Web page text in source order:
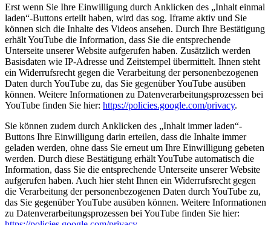
Erst wenn Sie Ihre Einwilligung durch Anklicken des „Inhalt einmal
laden“-Buttons erteilt haben, wird das sog. Iframe aktiv und Sie
können sich die Inhalte des Videos ansehen. Durch Ihre Bestätigung
erhält YouTube die Information, dass Sie die entsprechende
Unterseite unserer Website aufgerufen haben. Zusätzlich werden
Basisdaten wie IP-Adresse und Zeitstempel übermittelt. Ihnen steht
ein Widerrufsrecht gegen die Verarbeitung der personenbezogenen
Daten durch YouTube zu, das Sie gegenüber YouTube ausüben
können. Weitere Informationen zu Datenverarbeitungsprozessen bei
YouTube finden Sie hier: https://policies.google.com/privacy.
Sie können zudem durch Anklicken des „Inhalt immer laden“-
Buttons Ihre Einwilligung darin erteilen, dass die Inhalte immer
geladen werden, ohne dass Sie erneut um Ihre Einwilligung gebeten
werden. Durch diese Bestätigung erhält YouTube automatisch die
Information, dass Sie die entsprechende Unterseite unserer Website
aufgerufen haben. Auch hier steht Ihnen ein Widerrufsrecht gegen
die Verarbeitung der personenbezogenen Daten durch YouTube zu,
das Sie gegenüber YouTube ausüben können. Weitere Informationen
zu Datenverarbeitungsprozessen bei YouTube finden Sie hier: